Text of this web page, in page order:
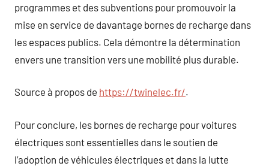
programmes et des subventions pour promouvoir la
mise en service de davantage bornes de recharge dans
les espaces publics. Cela démontre la détermination
envers une transition vers une mobilité plus durable.
Source à propos de https://twinelec.fr/.
Pour conclure, les bornes de recharge pour voitures
électriques sont essentielles dans le soutien de
l’adoption de véhicules électriques et dans la lutte